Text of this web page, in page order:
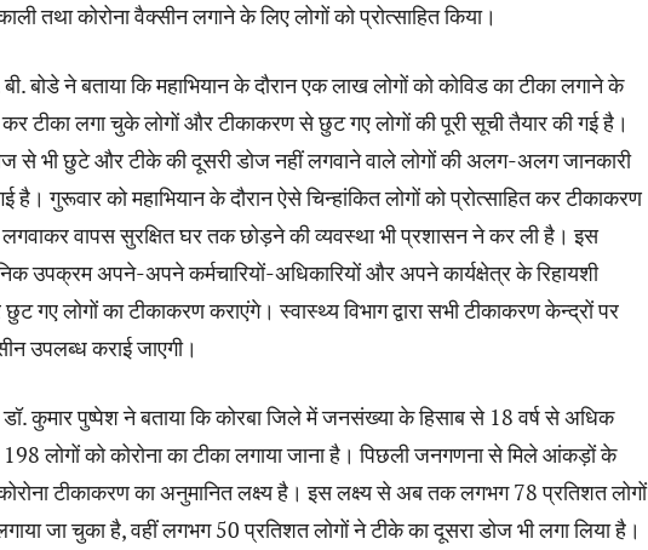
तथा कोरोना वैक्सीन लगाने के लिए लोगों को प्रोत्साहित किया।
बोडे ने बताया कि महाभियान के दौरान एक लाख लोगों को कोविड का टीका लगाने के
टीका लगा चुके लोगों और टीकाकरण से छुट गए लोगों की पूरी सूची तैयार की गई है।
से भी छुटे और टीके की दूसरी डोज नहीं लगवाने वाले लोगों की अलग-अलग जानकारी
है। गुरूवार को महाभियान के दौरान ऐसे चिन्हांकित लोगों को प्रोत्साहित कर टीकाकरण
वापस सुरक्षित घर तक छोड़ने की व्यवस्था भी प्रशासन ने कर ली है। इस
उपक्रम अपने-अपने कर्मचारियों-अधिकारियों और अपने कार्यक्षेत्र के रिहायशी
गए लोगों का टीकाकरण कराएंगे। स्वास्थ्य विभाग द्वारा सभी टीकाकरण केन्द्रों पर
उपलब्ध कराई जाएगी।
कुमार पुष्पेश ने बताया कि कोरबा जिले में जनसंख्या के हिसाब से 18 वर्ष से अधिक
लोगों को कोरोना का टीका लगाया जाना है। पिछली जनगणना से मिले आंकड़ों के
टीकाकरण का अनुमानित लक्ष्य है। इस लक्ष्य से अब तक लगभग 78 प्रतिशत लोगों
जा चुका है, वहीं लगभग 50 प्रतिशत लोगों ने टीके का दूसरा डोज भी लगा लिया है।